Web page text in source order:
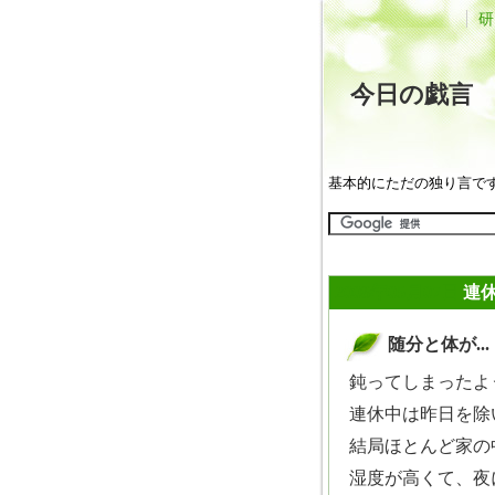
今日の戯
基本的にただの独り言で
連
随分と体が...
鈍ってしまったよ
連休中は昨日を
結局ほとんど家
湿度が高くて、